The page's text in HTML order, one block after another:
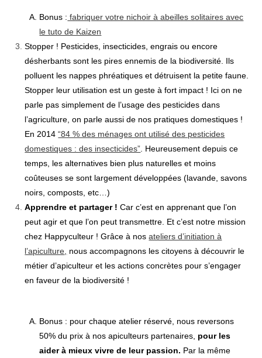
Bonus : fabriquer votre nichoir à abeilles solitaires avec
le tuto de Kaizen
Stopper ! Pesticides, insecticides, engrais ou encore
désherbants sont les pires ennemis de la biodiversité. Ils
polluent les nappes phréatiques et détruisent la petite faune.
Stopper leur utilisation est un geste à fort impact ! Ici on ne
parle pas simplement de l’usage des pesticides dans
l’agriculture, on parle aussi de nos pratiques domestiques !
En 2014“84 % des ménages ont utilisé des pesticides
domestiques : des insecticides” . Heureusement depuis ce
temps, les alternatives bien plus naturelles et moins
coûteuses se sont largement développées (lavande, savons
noirs, composts, etc…)
Apprendre et partager ! Car c’est en apprenant que l’on
peut agir et que l’on peut transmettre. Et c’est notre mission
chez Happyculteur ! Grâce à nosateliers d’initiation à
l’apiculture nous accompagnons les citoyens à découvrir le
métier d’apiculteur et les actions concrètes pour s’engager
en faveur de la biodiversité !
Bonus : pour chaque atelier réservé, nous reversons
50% du prix à nos apiculteurs partenaires, pour les
aider à mieux vivre de leur passion. Par la même